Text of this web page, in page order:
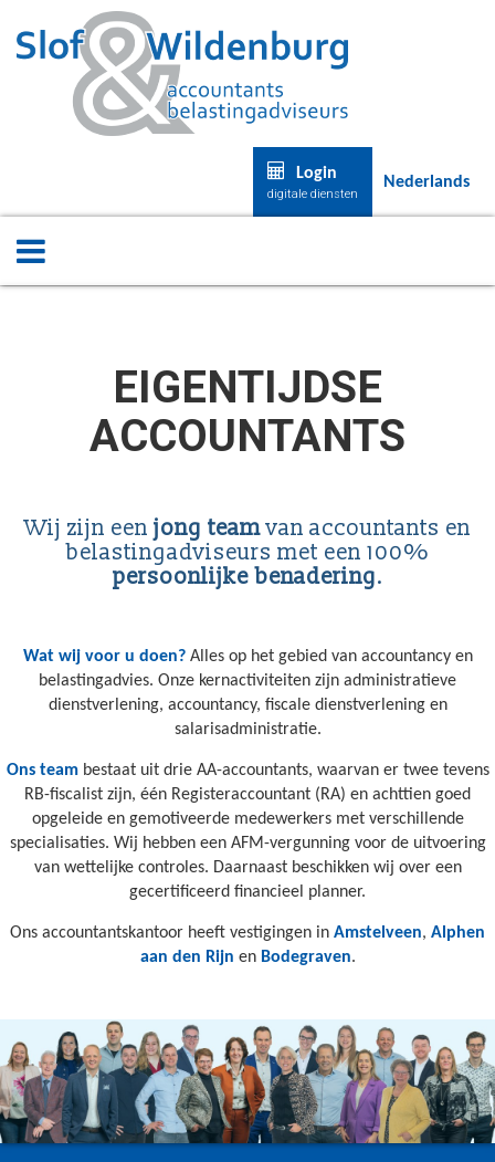
Login
digitale diensten
Nederlands
EIGENTIJDSE
ACCOUNTANTS
Wij zijn een jong teamvan accountants en
belastingadviseurs met een 100%
persoonlijke benadering.
Wat wij voor u doen?Alles op het gebied van accountancy en
belastingadvies. Onze kernactiviteiten zijn administratieve
dienstverlening, accountancy, fiscale dienstverlening en
salarisadministratie.
Ons teambestaat uit drie AA-accountants, waarvan er twee tevens
RB-fiscalist zijn, één Registeraccountant (RA) en achttien goed
opgeleide en gemotiveerde medewerkers met verschillende
specialisaties. Wij hebben een AFM-vergunning voor de uitvoering
van wettelijke controles. Daarnaast beschikken wij over een
gecertificeerd financieel planner.
Ons accountantskantoor heeft vestigingen in Amstelveen, Alphen
aan den Rijn en Bodegraven.